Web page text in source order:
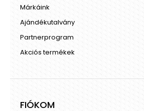
Márkáink
Ajándékutalvány
Partnerprogram
Akciós termékek
FIÓKOM